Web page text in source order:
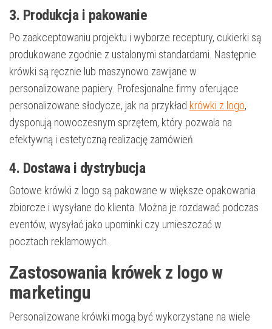
3. Produkcja i pakowanie
Po zaakceptowaniu projektu i wyborze receptury, cukierki są
produkowane zgodnie z ustalonymi standardami. Następnie
krówki są ręcznie lub maszynowo zawijane w
personalizowane papiery. Profesjonalne firmy oferujące
personalizowane słodycze, jak na przykład krówki z logo,
dysponują nowoczesnym sprzętem, który pozwala na
efektywną i estetyczną realizację zamówień.
4. Dostawa i dystrybucja
Gotowe krówki z logo są pakowane w większe opakowania
zbiorcze i wysyłane do klienta. Można je rozdawać podczas
eventów, wysyłać jako upominki czy umieszczać w
pocztach reklamowych.
Zastosowania krówek z logo w
marketingu
Personalizowane krówki mogą być wykorzystane na wiele